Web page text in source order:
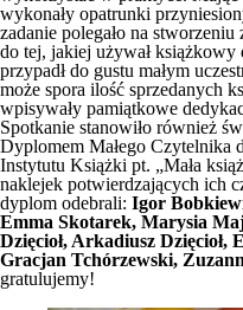
wykonały opatrunki
zadanie polegało na
do tej, jakiej używał
przypadł do gustu małym
może spora ilość sprzedanych
wpisywały pamiątkowe
Spotkanie stanowiło również
Dyplomem Małego Czytelnika
Instytutu Książki pt. „Mała
naklejek potwierdzających ich
dyplom odebrali: Igor
Emma Skotarek, Marysia
Dzięcioł, Arkadiusz
Gracjan Tchórzewski,
gratulujemy!